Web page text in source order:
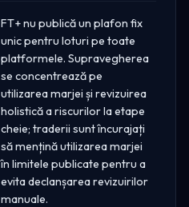
FT+ nu publică un plafon fix
unic pentru loturi pe toate
platformele. Supravegherea
se concentrează pe
utilizarea marjei și revizuirea
holistică a riscurilor la etape
cheie; traderii sunt încurajați
să mențină utilizarea marjei
în limitele publicate pentru a
evita declanșarea revizuirilor
manuale.